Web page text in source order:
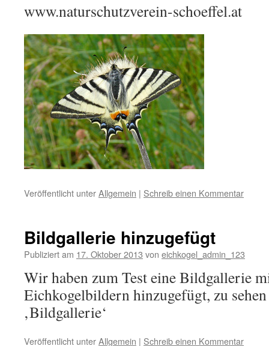
www.naturschutzverein-schoeffel.at
Veröffentlicht unterAllgemein | Schreib einen Kommentar
Bildgallerie hinzugefügt
Publiziert am 17. Oktober 2013 von eichkogel_admin_123
Wir haben zum Test eine Bildgallerie
Eichkogelbildern hinzugefügt, zu
‚Bildgallerie‘
Veröffentlicht unterAllgemein | Schreib einen Kommentar